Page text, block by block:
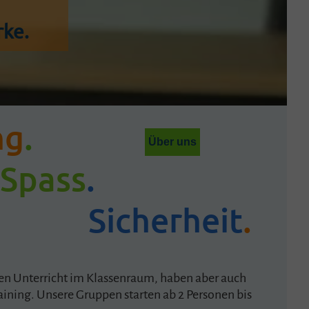
Über uns
.
Spass.
Sicherheit.
Unterricht im Klassenraum, haben aber auch
Unsere Gruppen starten ab 2 Personen bis